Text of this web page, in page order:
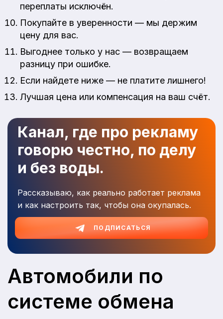
переплаты исключён.
Покупайте в уверенности — мы держим
цену для вас.
Выгоднее только у нас — возвращаем
разницу при ошибке.
Если найдете ниже — не платите лишнего!
Лучшая цена или компенсация на ваш счёт.
Канал, где про рекламу
говорю честно, по делу
и без воды.
Рассказываю, как реально работает реклама
и как настроить так, чтобы она окупалась.
ПОДПИСАТЬСЯ
Автомобили по
системе обмена